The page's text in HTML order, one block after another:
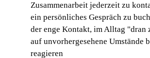
Zusammenarbeit jederzeit zu
ein persönliches Gespräch zu
der enge Kontakt, im Alltag "dran
auf unvorhergesehene Umstände
reagieren